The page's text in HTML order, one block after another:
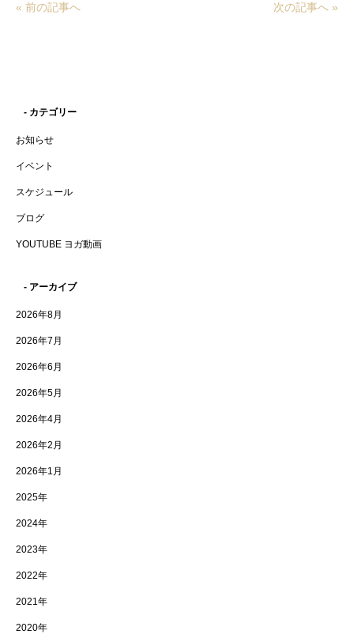
« 前の記事へ 次の記事へ »
- カテゴリー
お知らせ
イベント
スケジュール
ブログ
YOUTUBE ヨガ動画
- アーカイブ
2026年8月
2026年7月
2026年6月
2026年5月
2026年4月
2026年2月
2026年1月
2025年
2024年
2023年
2022年
2021年
2020年